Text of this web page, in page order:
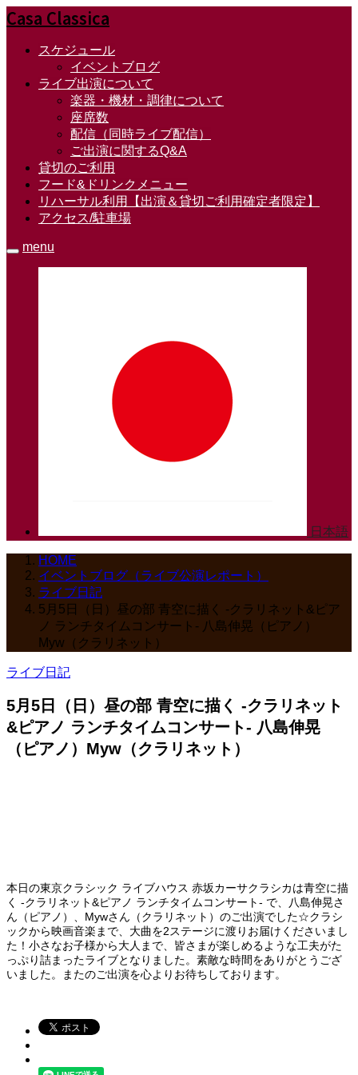
Casa Classica
スケジュール
イベントブログ
ライブ出演について
楽器・機材・調律について
座席数
配信（同時ライブ配信）
ご出演に関するQ&A
貸切のご利用
フード&ドリンクメニュー
リハーサル利用【出演＆貸切ご利用確定者限定】
アクセス/駐車場
menu
日本語
HOME
イベントブログ（ライブ公演レポート）
ライブ日記
5月5日（日）昼の部 青空に描く -クラリネット&ピア
ノ ランチタイムコンサート- 八島伸晃（ピアノ）
Myw（クラリネット）
ライブ日記
5月5日（日）昼の部 青空に描く -クラリネット
&ピアノ ランチタイムコンサート- 八島伸晃
（ピアノ）Myw（クラリネット）
本日の東京クラシック ライブハウス 赤坂カーサクラシカは青空に描
く -クラリネット&ピアノ ランチタイムコンサート- で、八島伸晃さ
ん（ピアノ）、Mywさん（クラリネット）のご出演でした☆クラシ
ックから映画音楽まで、大曲を2ステージに渡りお届けくださいまし
た！小さなお子様から大人まで、皆さまが楽しめるような工夫がた
っぷり詰まったライブとなりました。素敵な時間をありがとうござ
いました。またのご出演を心よりお待ちしております。